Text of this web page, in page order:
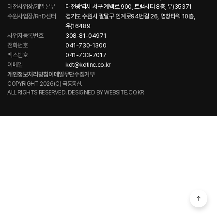
대전사업장/개발본부
대전광역시 서구 계백로 900, 트램시티 8층, 우)35371
수원사업장/RnD센터
경기도 수원시 팔달구 인계로94번길 26, 영창타워 10층,
우)16489
사업자등록번호
308-81-04971
전화번호
041-730-1300
팩스번호
041-733-7017
이메일
kdt@kdtinc.co.kr
개인정보처리방침이메일무단수집거부
COPYRIGHT 2026(C) 극동통신.
ALL RIGHTS RESERVED. DESIGNED BYWEBSITE.CO.KR